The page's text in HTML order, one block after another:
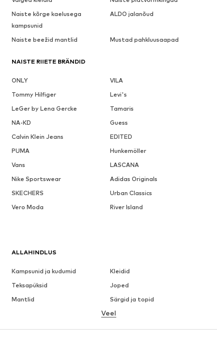
Naiste kõrge kaelusega
kampsunid
ALDO jalanõud
Naiste beežid mantlid Mustad pahkluusaapad
NAISTE RIIETE BRÄNDID
ONLY
VILA
Tommy Hilfiger
Levi's
LeGer by Lena Gercke
Tamaris
NA-KD
Guess
Calvin Klein Jeans
EDITED
PUMA
Hunkemöller
Vans
LASCANA
Nike Sportswear
Adidas Originals
SKECHERS
Urban Classics
Vero Moda
River Island
ALLAHINDLUS
Kampsunid ja kudumid
Kleidid
Teksapüksid
Joped
Mantlid
Särgid ja topid
Pesu
Veel